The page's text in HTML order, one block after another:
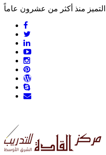
منذ أكثر من عشرون عاماً